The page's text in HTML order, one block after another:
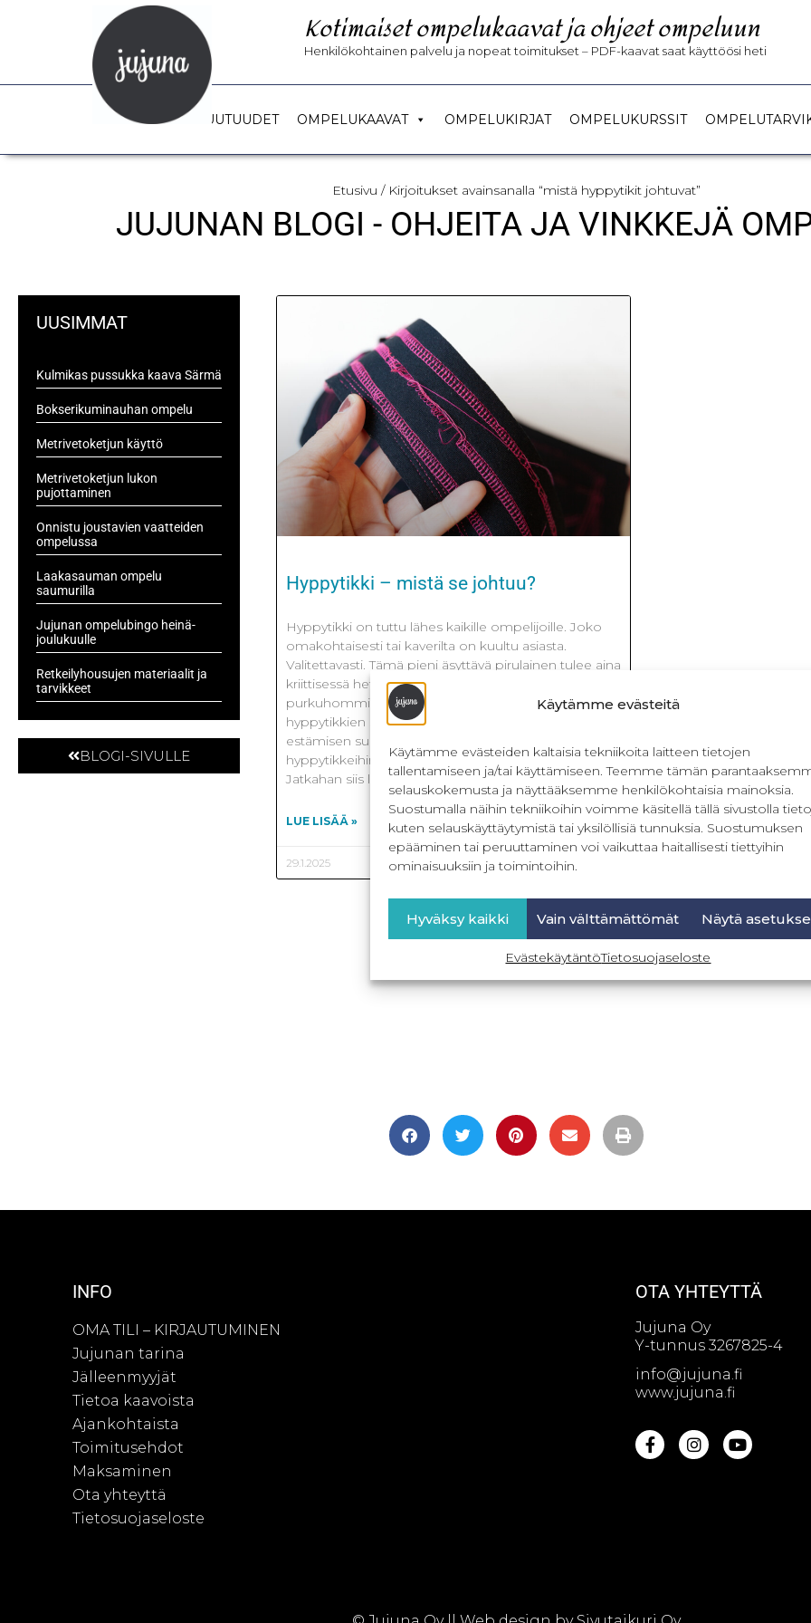
Käytämme evästeitä
Käytämme evästeiden kaltaisia tekniikoita laitteen tietojen
tallentamiseen ja/tai käyttämiseen. Teemme tämän
selauskokemusta ja näyttääksemme henkilökohtaisia mainoksia.
Suostumalla näihin tekniikoihin voimme käsitellä tällä sivustolla
kuten selauskäyttäytymistä tai yksilöllisiä tunnuksia. Suostumuksen
epääminen tai peruuttaminen voi vaikuttaa haitallisesti tiettyihin
ominaisuuksiin ja toimintoihin.
Hyväksy kaikki Vain välttämättömät Näytä
EvästekäytäntöTietosuojaseloste
Kotimaiset ompelukaavat ja ohjeet ompeluun
Henkilökohtainen palvelu ja nopeat toimitukset – PDF-kaavat saat käyttöösi heti
UUTUUDET OMPELUKAAVAT OMPELUKIRJAT OMPELUKURSSIT
Etusivu / Kirjoitukset avainsanalla “mistä hyppytikit johtuvat”
JUJUNAN BLOGI - OHJEITA JA VINKKEJÄ
UUSIMMAT
Kulmikas pussukka kaava Särmä
Bokserikuminauhan ompelu
Metrivetoketjun käyttö
Metrivetoketjun lukon
pujottaminen
Onnistu joustavien vaatteiden
ompelussa
Laakasauman ompelu
saumurilla
Jujunan ompelubingo heinä-
joulukuulle
Retkeilyhousujen materiaalit ja
tarvikkeet
BLOGI-SIVULLE
Hyppytikki – mistä se johtuu?
Hyppytikki on tuttu lähes kaikille ompelijoille. Joko
omakohtaisesti tai kaverilta on kuultu asiasta.
Valitettavasti. Tämä pieni äsyttävä pirulainen tulee aina
kriittisessä hetkessä, jolloin ratkoja pääsee
purkuhommiin. Tässä postauksessa paneudutaan
hyppytikkien sielun elämään niin synnyn kuin
estämisen suhteen. Jos olet jo törmännyt
hyppytikkeihin, tämä postaus on juuri sinulle.
Jatkahan siis lukemista.
LUE LISÄÄ »
29.1.2025
INFO
OMA TILI – KIRJAUTUMINEN
Jujunan tarina
Jälleenmyyjät
Tietoa kaavoista
Ajankohtaista
Toimitusehdot
Maksaminen
Ota yhteyttä
Tietosuojaseloste
OTA YHTEYTTÄ
Jujuna Oy
Y-tunnus 3267825-4
info@jujuna.fi
www.jujuna.fi